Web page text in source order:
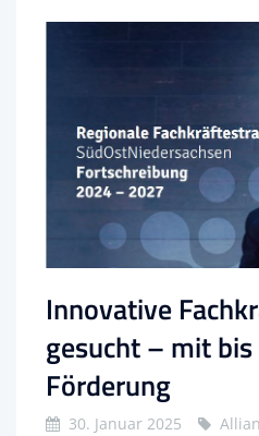
Innovative
gesucht – mit bis
Förderung
30. Januar 2025